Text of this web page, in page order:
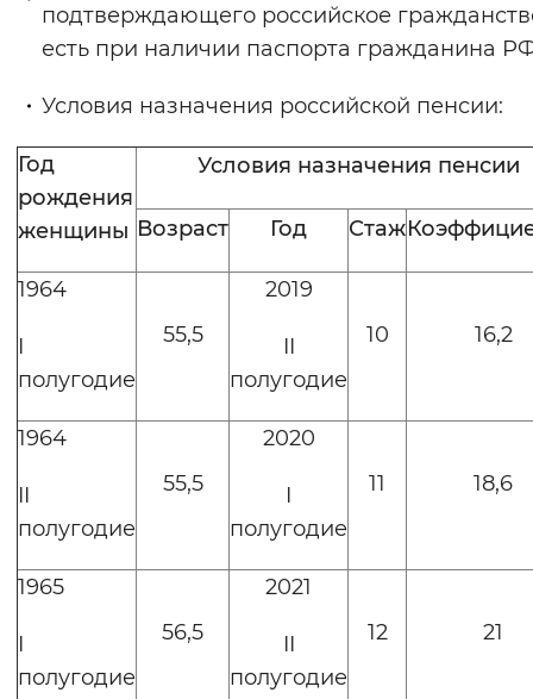
подтверждающего российское
есть при наличии паспорта гражданина
Условия назначения российской пенсии:
Год
рождения
женщины
Условия назначения пенсии
Возраст Год Стаж
1964
I
полугодие
55,5
2019
II
полугодие
10 16,2
1964
II
полугодие
55,5
2020
I
полугодие
11 18,6
1965
I
полугодие
56,5
2021
II
полугодие
12 21